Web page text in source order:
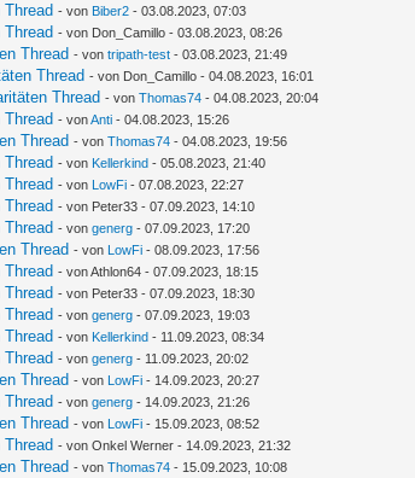
- von Biber2 - 03.08.2023, 07:03
- von Don_Camillo - 03.08.2023, 08:26
Thread - vontripath-test - 03.08.2023, 21:49
Thread - von Don_Camillo - 04.08.2023, 16:01
Thread - vonThomas74 - 04.08.2023, 20:04
- vonAnti - 04.08.2023, 15:26
Thread - vonThomas74 - 04.08.2023, 19:56
- von Kellerkind - 05.08.2023, 21:40
- von LowFi - 07.08.2023, 22:27
- von Peter33 - 07.09.2023, 14:10
- vongenerg - 07.09.2023, 17:20
Thread - von LowFi - 08.09.2023, 17:56
- von Athlon64 - 07.09.2023, 18:15
- von Peter33 - 07.09.2023, 18:30
- vongenerg - 07.09.2023, 19:03
- von Kellerkind - 11.09.2023, 08:34
- vongenerg - 11.09.2023, 20:02
Thread - von LowFi - 14.09.2023, 20:27
- vongenerg - 14.09.2023, 21:26
Thread - von LowFi - 15.09.2023, 08:52
- von Onkel Werner - 14.09.2023, 21:32
Thread - vonThomas74 - 15.09.2023, 10:08